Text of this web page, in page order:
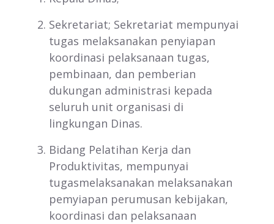
Sekretariat; Sekretariat mempunyai
tugas melaksanakan penyiapan
koordinasi pelaksanaan tugas,
pembinaan, dan pemberian
dukungan administrasi kepada
seluruh unit organisasi di
lingkungan Dinas.
Bidang Pelatihan Kerja dan
Produktivitas, mempunyai
tugasmelaksanakan melaksanakan
pemyiapan perumusan kebijakan,
koordinasi dan pelaksanaan